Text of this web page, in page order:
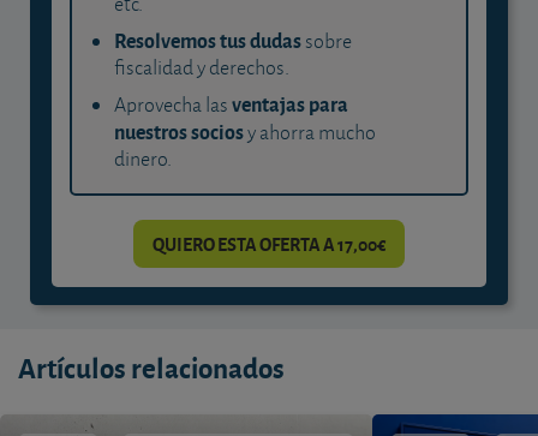
Resolvemos tus dudassobre
fiscalidad y derechos.
Aprovecha lasventajas para
nuestros sociosy ahorra mucho
dinero.
QUIERO ESTA OFERTA A 17,00€
Artículos relacionados